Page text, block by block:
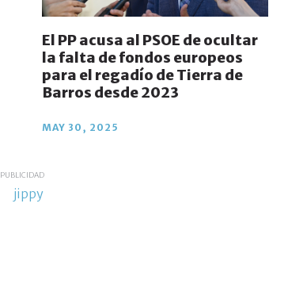
El PP acusa al PSOE de ocultar
la falta de fondos europeos
para el regadío de Tierra de
Barros desde 2023
MAY 30, 2025
PUBLICIDAD